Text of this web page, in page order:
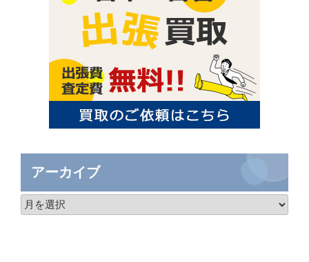
アーカイブ